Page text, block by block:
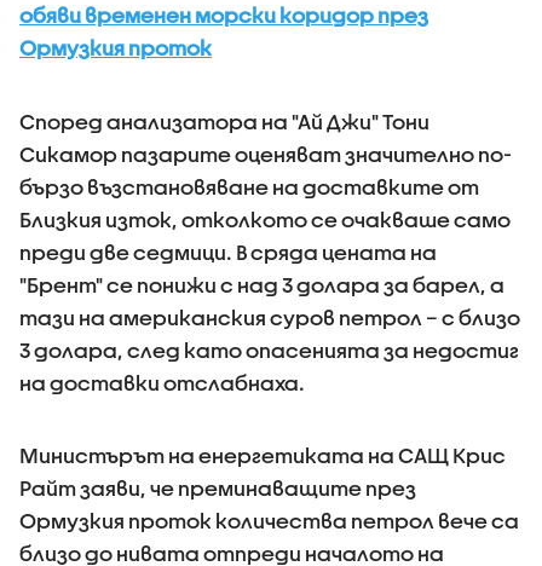
обяви временен морски коридор през
Ормузкия проток
Според анализатора на "Ай Джи" Тони
Сикамор пазарите оценяват значително по-
бързо възстановяване на доставките от
Близкия изток, отколкото се очакваше само
преди две седмици. В сряда цената на
"Брент" се понижи с над 3 долара за барел, а
тази на американския суров петрол – с близо
3 долара, след като опасенията за недостиг
на доставки отслабнаха.
Министърът на енергетиката на САЩ Крис
Райт заяви, че преминаващите през
Ормузкия проток количества петрол вече са
близо до нивата отпреди началото на